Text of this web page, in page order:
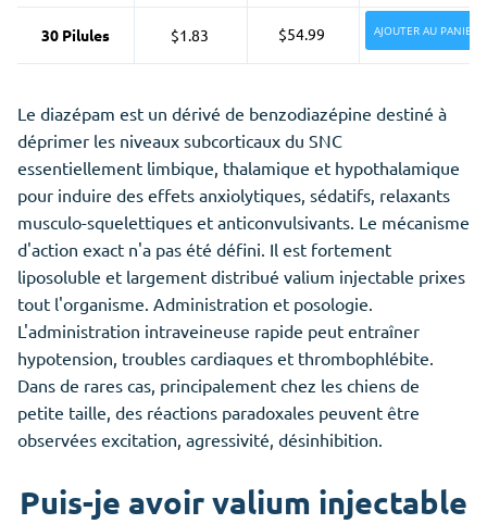
30 Pilules $1.83 $54.99 AJOUTER AU PANIER
Le diazépam est un dérivé de benzodiazépine destiné à
déprimer les niveaux subcorticaux du SNC
essentiellement limbique, thalamique et hypothalamique
pour induire des effets anxiolytiques, sédatifs, relaxants
musculo-squelettiques et anticonvulsivants. Le mécanisme
d'action exact n'a pas été défini. Il est fortement
liposoluble et largement distribué valium injectable prixes
tout l'organisme. Administration et posologie.
L'administration intraveineuse rapide peut entraîner
hypotension, troubles cardiaques et thrombophlébite.
Dans de rares cas, principalement chez les chiens de
petite taille, des réactions paradoxales peuvent être
observées excitation, agressivité, désinhibition.
Puis-je avoir valium injectable